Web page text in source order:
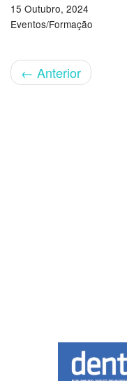
15 Outubro, 2024
Eventos/Formação
← Anterior